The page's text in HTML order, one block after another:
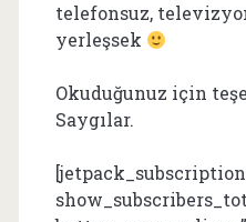
telefonsuz,
yerleşsek
Okuduğunuz için
Saygılar.